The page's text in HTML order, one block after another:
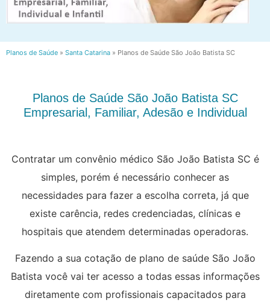
Planos de Saúde » Santa Catarina » Planos de Saúde São João Batista SC
Planos de Saúde São João Batista SC
Empresarial, Familiar, Adesão e Individual
Contratar um convênio médico São João Batista SC é
simples, porém é necessário conhecer as
necessidades para fazer a escolha correta, já que
existe carência, redes credenciadas, clínicas e
hospitais que atendem determinadas operadoras.
Fazendo a sua cotação de plano de saúde São João
Batista você vai ter acesso a todas essas informações
diretamente com profissionais capacitados para